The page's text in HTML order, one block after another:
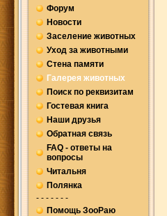
Форум
Новости
Заселение животных
Уход за животными
Стена памяти
Галерея животных
Поиск по реквизитам
Гостевая книга
Наши друзья
Обратная связь
FAQ - ответы на
вопросы
Читальня
Полянка
- - - - - - -
Помощь ЗооРаю